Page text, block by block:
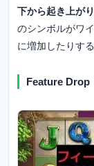
下から起き上がり
のシンボルがワ
に増加したりす
Feature Drop